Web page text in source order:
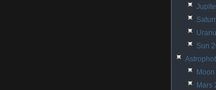
Sun
Mars